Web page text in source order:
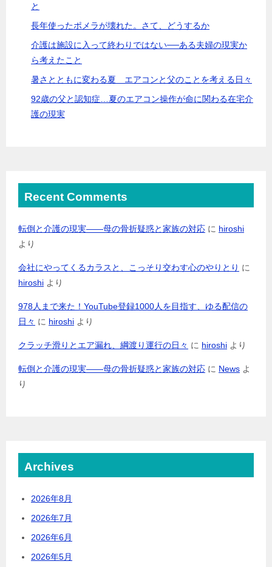
と
長年使ったポメラが壊れた。さて、どうするか
介護は施設に入って終わりではない──ある夫婦の現実か
ら考えたこと
暑さとともに変わる夏 エアコンと父のことを考える日々
92歳の父と認知症…夏のエアコン操作が命に関わる在宅介
護の現実
Recent Comments
転倒と介護の現実――母の骨折疑惑と家族の対応 に hiroshi
より
会社にやってくるカラスと、こっそり交わす心のやりとり に
hiroshi より
978人まで来た！YouTube登録1000人を目指す、ゆる配信の
日々 に hiroshi より
クラッチ滑りとエア漏れ、綱渡り運行の日々 に hiroshi より
転倒と介護の現実――母の骨折疑惑と家族の対応 に News よ
り
Archives
2026年8月
2026年7月
2026年6月
2026年5月